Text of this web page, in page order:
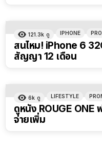
121.3k ดู IPHONE
สนไหม! iPhone 6
สัญญา 12 เดือน
6k ดู LIFESTYLE
ดูหนัง ROUGE ONE
จ่ายเพิ่ม